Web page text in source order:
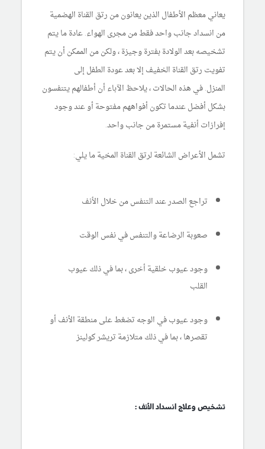
يعاني معظم الأطفال الذين يعانون من رتق القناة الهضمية
من انسداد جانب واحد فقط من مجرى الهواء. عادة ما يتم
تشخيصه بعد الولادة بفترة وجيزة ، ولكن من الممكن أن يتم
تفويت رتق القناة الخفيف إلا بعد عودة الطفل إلى
المنزل. في هذه الحالات ، يلاحظ الآباء أن أطفالهم يتنفسون
بشكل أفضل عندما تكون أفواههم مفتوحة أو عند وجود
إفرازات أنفية مستمرة من جانب واحد.
تشمل الأعراض الشائعة لرتق القناة المخية ما يلي:
تراجع الصدر عند التنفس من خلال الأنف
صعوبة الرضاعة والتنفس في نفس الوقت
وجود عيوب خلقية أخرى ، بما في ذلك عيوب
القلب
وجود عيوب في الوجه تضغط على منطقة الأنف أو
تقصرها ، بما في ذلك متلازمة تريشر كولينز
تشخيص وعلاج انسداد الأنف :